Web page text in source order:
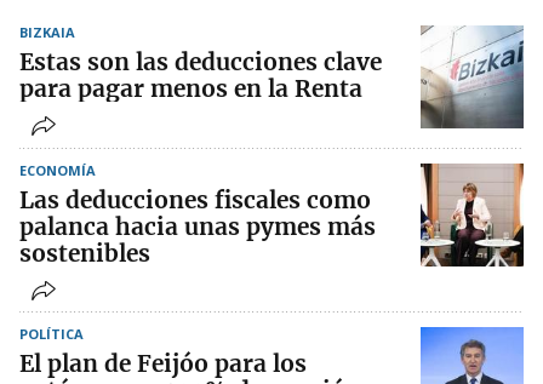
BIZKAIA
Estas son las deducciones clave
para pagar menos en la Renta
ECONOMÍA
Las deducciones fiscales como
palanca hacia unas pymes más
sostenibles
POLÍTICA
El plan de Feijóo para los